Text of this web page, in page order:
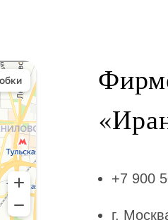
+7 900
г.